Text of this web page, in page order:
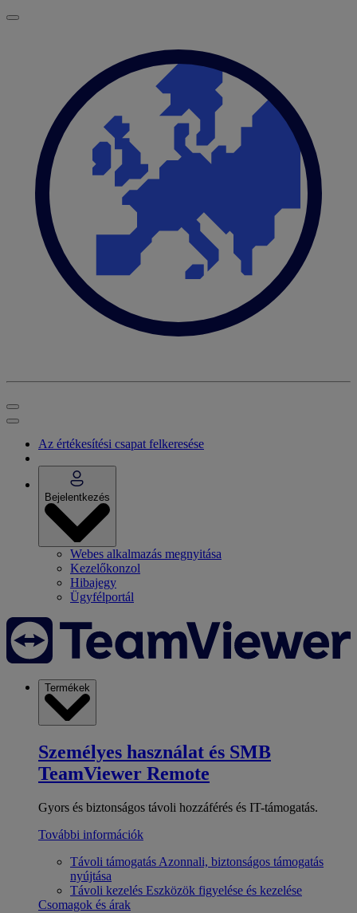
Az értékesítési csapat felkeresése
Bejelentkezés
Webes alkalmazás megnyitása
Kezelőkonzol
Hibajegy
Ügyfélportál
Termékek
Személyes használat és SMB
TeamViewer Remote
Gyors és biztonságos távoli hozzáférés és IT-támogatás.
További információk
Távoli támogatás Azonnali, biztonságos támogatás
nyújtása
Távoli kezelés Eszközök figyelése és kezelése
Csomagok és árak